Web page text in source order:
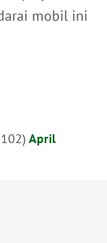
mobil ini
April